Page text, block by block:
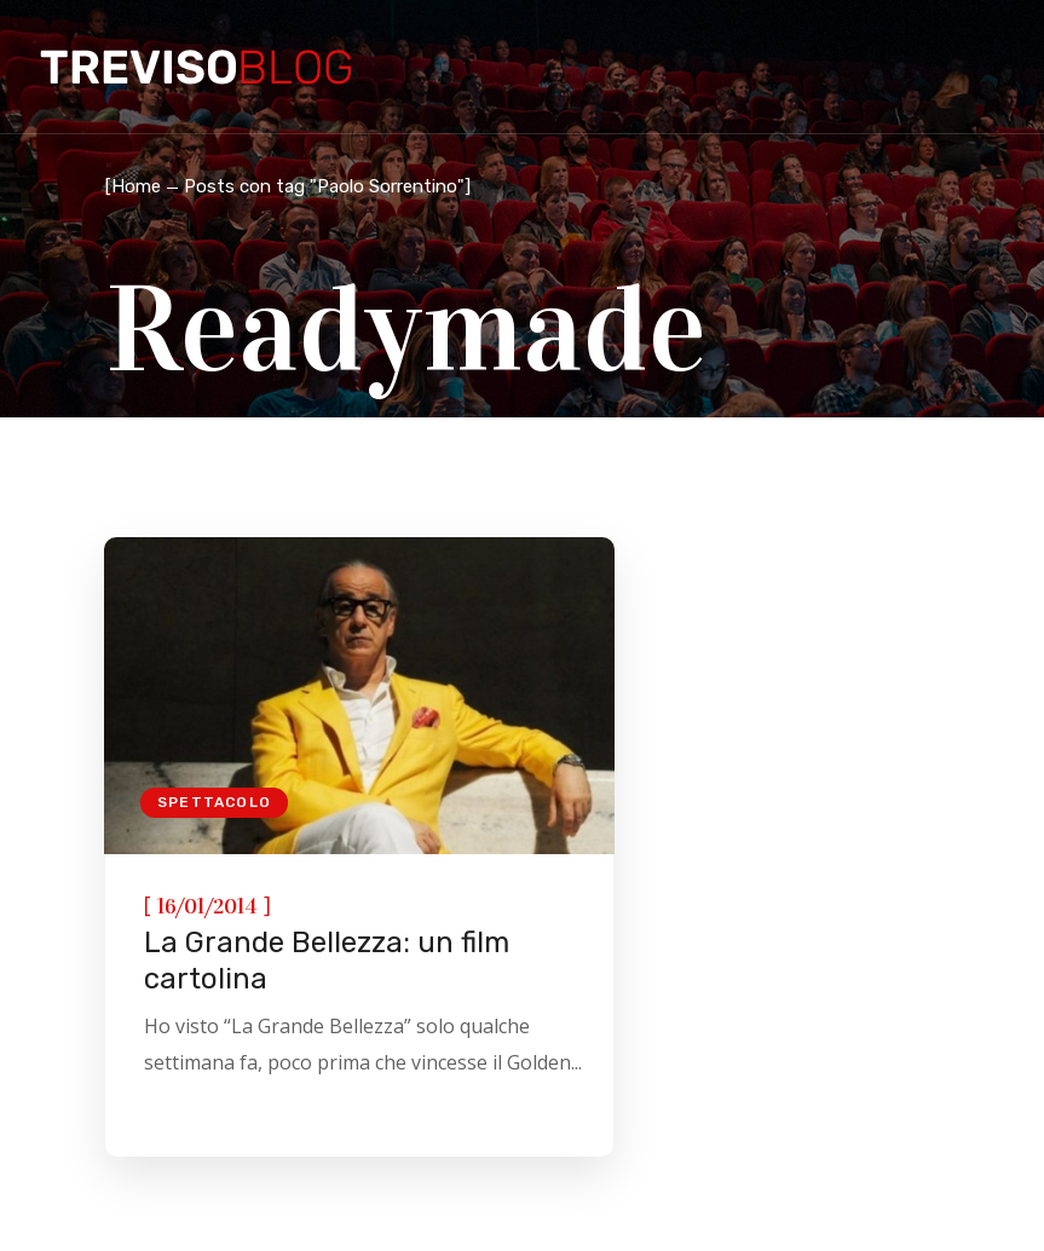
[Home Posts con tag "Paolo Sorrentino"]
Readymade
SPETTACOLO
[ 16/01/2014 ]
La Grande Bellezza: un film
cartolina
Ho visto “La Grande Bellezza” solo qualche
settimana fa, poco prima che vincesse il Golden...